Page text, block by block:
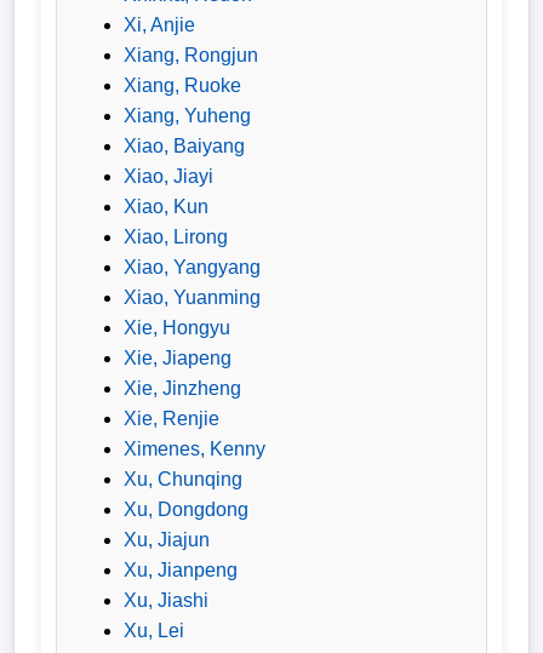
Bundesliga
Ergebnisse
Fußballspieler
Flutlichtbarde
Xi, Anjie
Xiang, Rongjun
Xiang, Ruoke
Xiang, Yuheng
Xiao, Baiyang
Xiao, Jiayi
Xiao, Kun
Xiao, Lirong
Xiao, Yangyang
Xiao, Yuanming
Xie, Hongyu
Xie, Jiapeng
Xie, Jinzheng
Xie, Renjie
Ximenes, Kenny
Xu, Chunqing
Xu, Dongdong
Xu, Jiajun
Xu, Jianpeng
Xu, Jiashi
Xu, Lei